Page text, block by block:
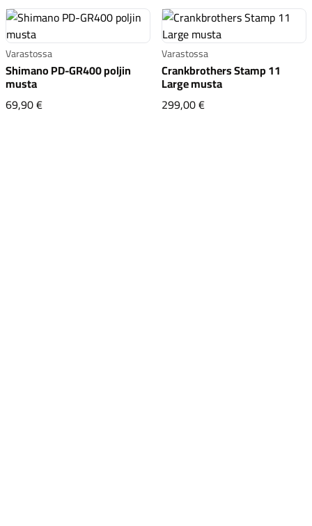
Varastossa
Shimano PD-GR400 poljin
musta
69,90 €Shimano PD-GR400 poljin musta
Varastossa
Crankbrothers Stamp 11
Large musta
299,00 €Crankbrothers Stamp